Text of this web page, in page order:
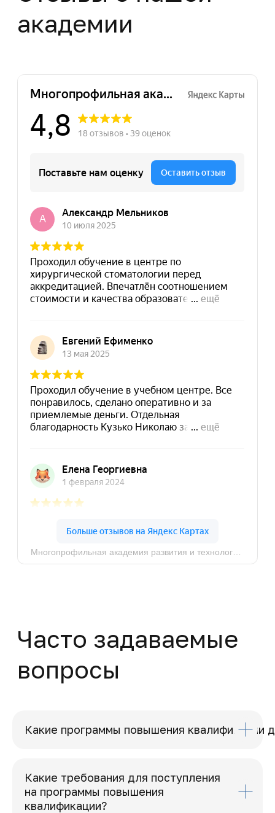
Какие программы повышения квалификации
Какие требования для поступления
на программы повышения
квалификации?
Нажимая на кнопку "Отправить заявку",
Город Москва, ул. Кусковская, д. 20А
info@dpomart.ru
8 (495) 532-73-24